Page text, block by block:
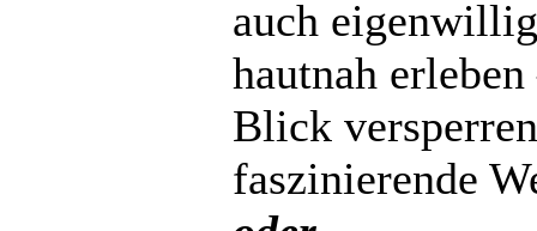
auch
hautnah
Blick
faszinierende